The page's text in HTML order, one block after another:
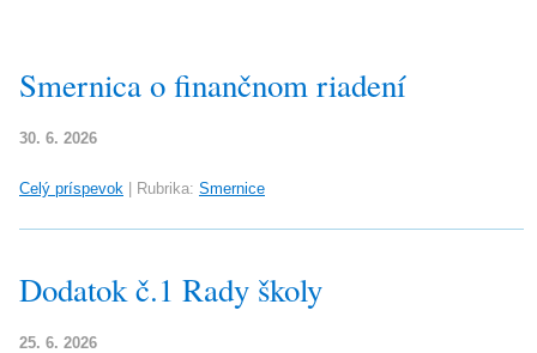
Smernica o finančnom riadení
30. 6. 2026
Celý príspevok Rubrika: Smernice
Dodatok č.1 Rady školy
25. 6. 2026